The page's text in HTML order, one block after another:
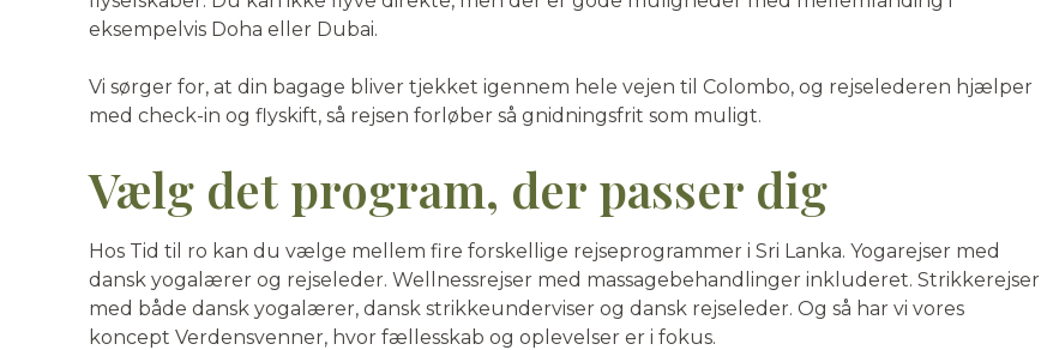
eksempelvis Doha eller Dubai.
Vi sørger for, at din bagage bliver tjekket igennem hele vejen til Colombo, og rejselederen hjælper
med check-in og flyskift, så rejsen forløber så gnidningsfrit som muligt.
Vælg det program, der passer dig
Hos Tid til ro kan du vælge mellem fire forskellige rejseprogrammer i Sri Lanka. Yogarejser med
dansk yogalærer og rejseleder. Wellnessrejser med massagebehandlinger inkluderet. Strikkerejser
med både dansk yogalærer, dansk strikkeunderviser og dansk rejseleder. Og så har vi vores
koncept Verdensvenner, hvor fællesskab og oplevelser er i fokus.